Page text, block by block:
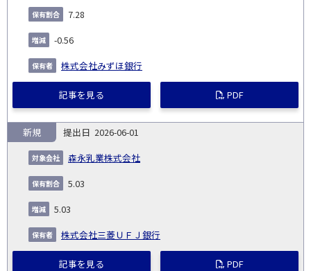
7.28
-0.56
株式会社みずほ銀行
記事を見る PDF
2026-06-01
森永乳業株式会社
新規
5.03
5.03
株式会社三菱ＵＦＪ銀行
記事を見る PDF